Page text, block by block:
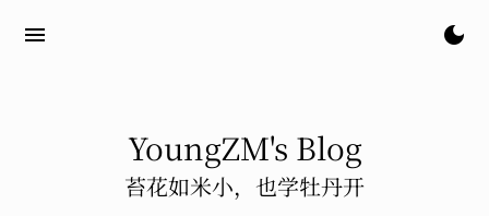
menu dark_mode
YoungZM's Blog
苔花如米小，也学牡丹开